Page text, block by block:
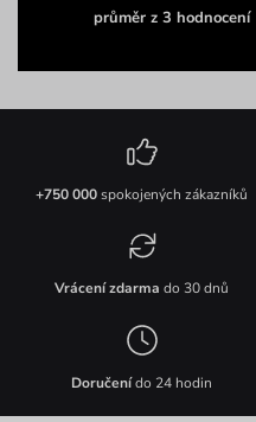
průměr z 3 hodnocení
+750 000spokojených zákazníků
Vrácení zdarma do 30 dnů
Doručenído 24 hodin